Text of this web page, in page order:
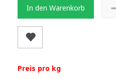
In den Warenkorb
Preis pro kg